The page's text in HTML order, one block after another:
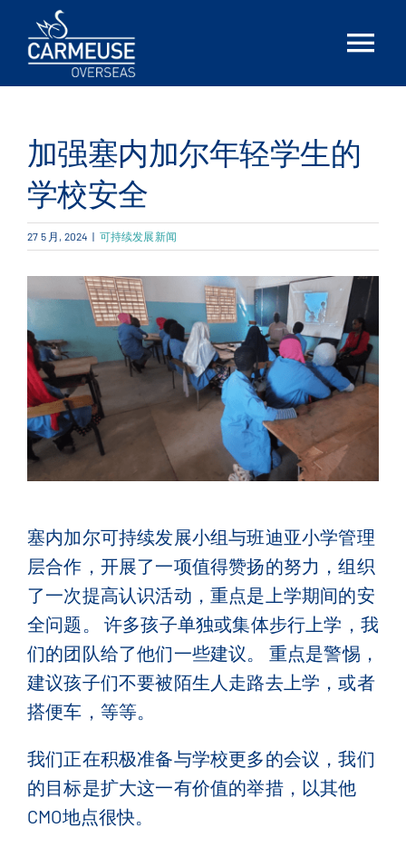
content
解决方案
Locations
最新消息
联系我们
English
Français(法语)
简体中文
加强塞内加尔年轻学生的
学校安全
27 5 月, 2024 | 可持续发展新闻
塞内加尔可持续发展小组与班迪亚小学管理
层合作，开展了一项值得赞扬的努力，组织
了一次提高认识活动，重点是上学期间的安
全问题。
许多孩子单独或集体步行上学，我
们的团队给了他们一些建议。
重点是警惕，
建议孩子们不要被陌生人走路去上学，或者
搭便车，等等。
我们正在积极准备与学校更多的会议，我们
的目标是扩大这一有价值的举措，以其他
CMO地点很快。